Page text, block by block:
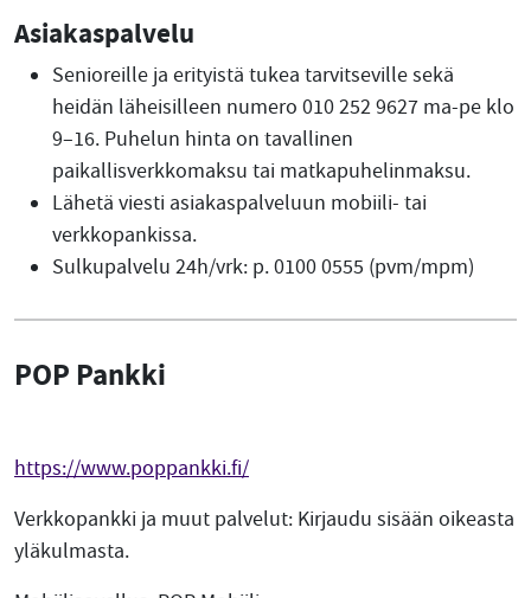
Asiakaspalvelu
Senioreille ja erityistä tukea tarvitseville sekä
heidän läheisilleen numero 010 252 9627 ma-pe klo
9–16. Puhelun hinta on tavallinen
paikallisverkkomaksu tai matkapuhelinmaksu.
Lähetä viesti asiakaspalveluun mobiili- tai
verkkopankissa.
Sulkupalvelu 24h/vrk: p. 0100 0555 (pvm/mpm)
POP Pankki
https://www.poppankki.fi/
Verkkopankki ja muut palvelut: Kirjaudu sisään oikeasta
yläkulmasta.